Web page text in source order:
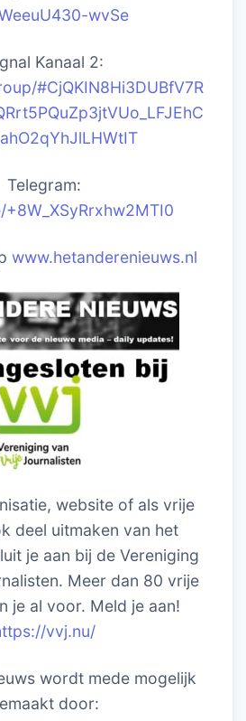
wvSe
Kanaal 2:
#CjQKIN8Hi3DUBfV7R
Telegram:
www.hetanderenieuws.nl
website of als vrije
deel uitmaken van het
je aan bij de Vereniging
Meer dan 80 vrije
je al voor. Meld je aan!
vvj.nu/
wordt mede mogelijk
door: